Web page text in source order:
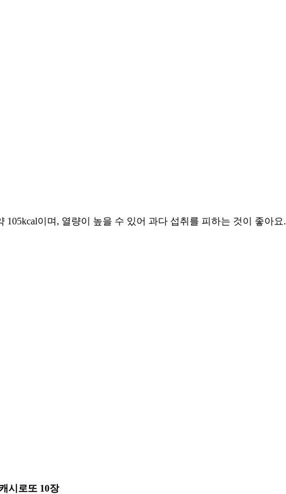
105kcal이며, 열량이 높을 수 있어 과다 섭취를 피하는 것이 좋아요.
시로또 10장